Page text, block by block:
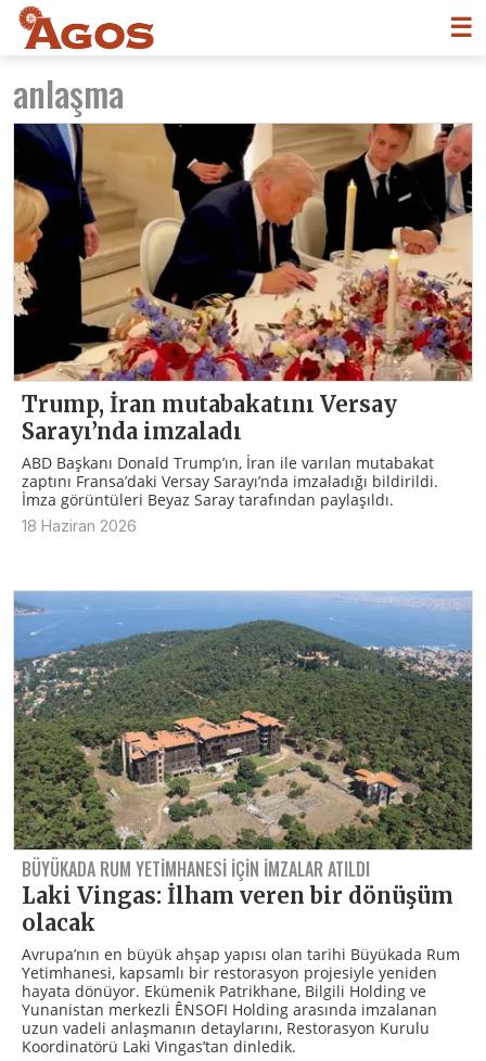
☰
anlaşma
Trump, İran mutabakatını Versay
Sarayı’nda imzaladı
ABD Başkanı Donald Trump’ın, İran ile varılan mutabakat
zaptını Fransa’daki Versay Sarayı’nda imzaladığı bildirildi.
İmza görüntüleri Beyaz Saray tarafından paylaşıldı.
18 Haziran 2026
BÜYÜKADA RUM YETIMHANESI IÇIN IMZALAR ATILDI
Laki Vingas: İlham veren bir dönüşüm
olacak
Avrupa’nın en büyük ahşap yapısı olan tarihi Büyükada Rum
Yetimhanesi, kapsamlı bir restorasyon projesiyle yeniden
hayata dönüyor. Ekümenik Patrikhane, Bilgili Holding ve
Yunanistan merkezli ÊNSOFI Holding arasında imzalanan
uzun vadeli anlaşmanın detaylarını, Restorasyon Kurulu
Koordinatörü Laki Vingas’tan dinledik.